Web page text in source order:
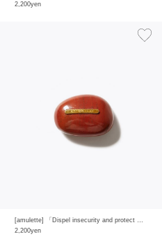
2,200yen
2,200yen